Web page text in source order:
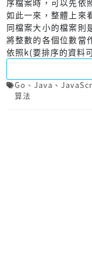
如此一來，整體上來
同檔案大小的檔案則
將整數的各個位數當
依照k(要排序的資料
Go 、 Java 、
算法